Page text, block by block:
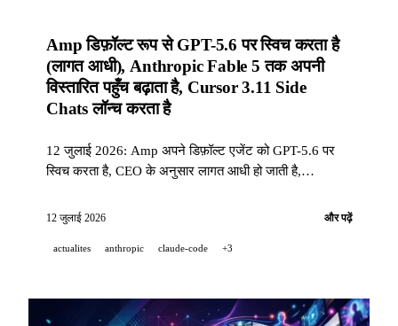
Amp डिफ़ॉल्ट रूप से GPT-5.6 पर स्विच करता है
(लागत आधी), Anthropic Fable 5 तक अपनी
विस्तारित पहुँच बढ़ाता है, Cursor 3.11 Side
Chats लॉन्च करता है
12 जुलाई 2026: Amp अपने डिफ़ॉल्ट एजेंट को GPT-5.6 पर
स्विच करता है, CEO के अनुसार लागत आधी हो जाती है,
विस्तारित पहुँच बढ़ाता है, Cursor 3.11 Side Chats जोड़ता है,
अपना Motion-Graphics skill लॉन्च करता है.
12 जुलाई 2026 और पढ़ें
actualites anthropic claude-code +3